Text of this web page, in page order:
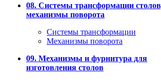
08. Системы трансформации
механизмы поворота
Системы трансформации
Механизмы поворота
09. Механизмы и фурнитура для
изготовления столов